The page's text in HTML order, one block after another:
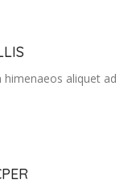
aliquet ad